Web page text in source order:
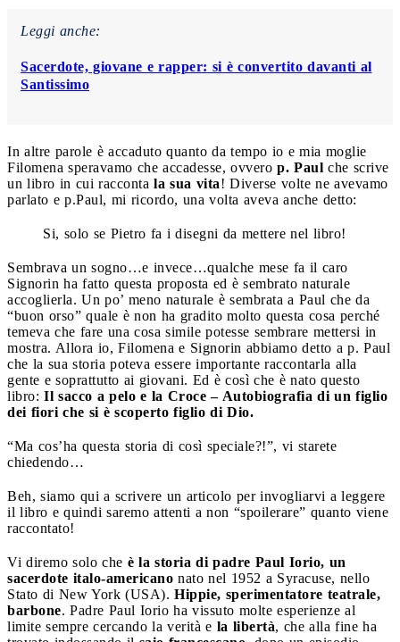
Leggi anche:
Sacerdote, giovane e rapper: si è convertito davanti al
Santissimo
In altre parole è accaduto quanto da tempo io e mia moglie
Filomena speravamo che accadesse, ovvero p. Paul che scrive
un libro in cui racconta la sua vita! Diverse volte ne avevamo
parlato e p.Paul, mi ricordo, una volta aveva anche detto:
Si, solo se Pietro fa i disegni da mettere nel libro!
Sembrava un sogno…e invece…qualche mese fa il caro
Signorin ha fatto questa proposta ed è sembrato naturale
accoglierla. Un po’ meno naturale è sembrata a Paul che da
“buon orso” quale è non ha gradito molto questa cosa perché
temeva che fare una cosa simile potesse sembrare mettersi in
mostra. Allora io, Filomena e Signorin abbiamo detto a p. Paul
che la sua storia poteva essere importante raccontarla alla
gente e soprattutto ai giovani. Ed è così che è nato questo
libro: Il sacco a pelo e la Croce – Autobiografia di un figlio
dei fiori che si è scoperto figlio di Dio.
“Ma cos’ha questa storia di così speciale?!”, vi starete
chiedendo…
Beh, siamo qui a scrivere un articolo per invogliarvi a leggere
il libro e quindi saremo attenti a non “spoilerare” quanto viene
raccontato!
Vi diremo solo che è la storia di padre Paul Iorio, un
sacerdote italo-americano nato nel 1952 a Syracuse, nello
Stato di New York (USA). Hippie, sperimentatore teatrale,
barbone. Padre Paul Iorio ha vissuto molte esperienze al
limite sempre cercando la verità e la libertà, che alla fine ha